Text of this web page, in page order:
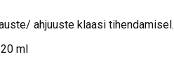
ahjuuste klaasi tihendamisel.
ml